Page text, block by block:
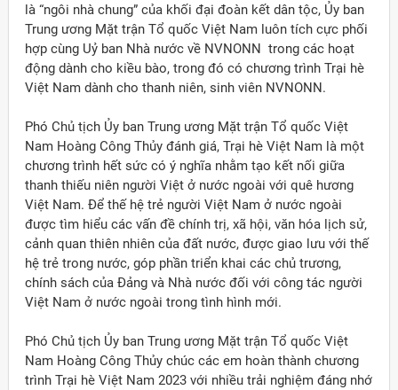
là “ngôi nhà chung” của khối đại đoàn kết dân tộc, Ủy ban
Trung ương Mặt trận Tổ quốc Việt Nam luôn tích cực phối
hợp cùng Uỷ ban Nhà nước về NVNONN trong các hoạt
động dành cho kiều bào, trong đó có chương trình Trại hè
Việt Nam dành cho thanh niên, sinh viên NVNONN.
Phó Chủ tịch Ủy ban Trung ương Mặt trận Tổ quốc Việt
Nam Hoàng Công Thủy đánh giá, Trại hè Việt Nam là một
chương trình hết sức có ý nghĩa nhằm tạo kết nối giữa
thanh thiếu niên người Việt ở nước ngoài với quê hương
Việt Nam. Để thế hệ trẻ người Việt Nam ở nước ngoài
được tìm hiểu các vấn đề chính trị, xã hội, văn hóa lịch sử,
cảnh quan thiên nhiên của đất nước, được giao lưu với thế
hệ trẻ trong nước, góp phần triển khai các chủ trương,
chính sách của Đảng và Nhà nước đối với công tác người
Việt Nam ở nước ngoài trong tình hình mới.
Phó Chủ tịch Ủy ban Trung ương Mặt trận Tổ quốc Việt
Nam Hoàng Công Thủy chúc các em hoàn thành chương
trình Trại hè Việt Nam 2023 với nhiều trải nghiệm đáng nhớ